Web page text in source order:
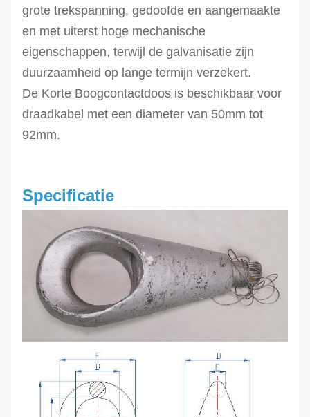
grote trekspanning, gedoofde en aangemaakte
en met uiterst hoge mechanische
eigenschappen, terwijl de galvanisatie zijn
duurzaamheid op lange termijn verzekert.
De Korte Boogcontactdoos is beschikbaar voor
draadkabel met een diameter van 50mm tot
92mm.
Specificatie